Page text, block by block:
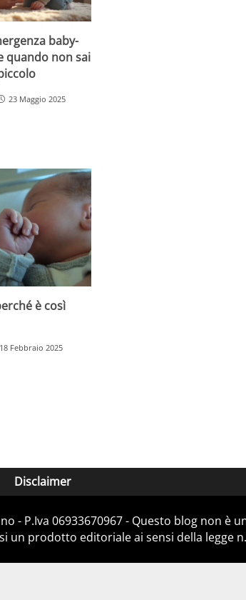
baby-
quando non sai
23 Maggio 2025
è così
18 Febbraio 2025
Disclaimer
- P.Iva 06933670967 - Questo blog non è
prodotto editoriale ai sensi della legge n.